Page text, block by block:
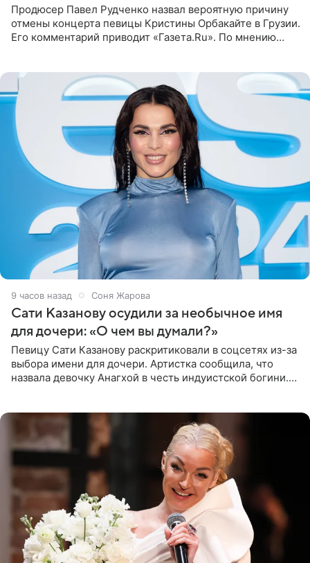
Продюсер Павел Рудченко назвал вероятную причину
отмены концерта певицы Кристины Орбакайте в Грузии.
Его комментарий приводит «Газета.Ru». По мнению
9 часов назад Соня Жарова
Сати Казанову осудили за необычное имя
для дочери: «О чем вы думали?»
Певицу Сати Казанову раскритиковали в соцсетях из-за
выбора имени для дочери. Артистка сообщила, что
назвала девочку Анагхой в честь индуистской богини.